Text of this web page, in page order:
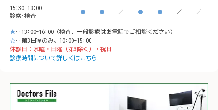
yokohama」9階
※イオン内に地下駐車場あ
り
𐄁𐄙𐄁𐄙𐄁𐄙𐄁𐄙𐄁𐄙𐄁𐄙𐄁𐄙𐄁𐄙𐄁
𐄙𐄁𐄙𐄁𐄙𐄁𐄙𐄁
※イ
り
15:30-18:00
診察･検査
● ● ／ ● ● ／ ／
★…13:00-16:00（検査、一般診療はお電話でご相談ください）
☆…第3日曜のみ。10:00-15:00
休診日：水曜・日曜（第3除く）・祝日
診療時間について詳しくはこちら